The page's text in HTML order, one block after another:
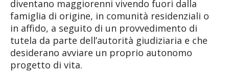
diventano maggiorenni vivendo fuori dalla
famiglia di origine, in comunità residenziali o
in affido, a seguito di un provvedimento di
tutela da parte dell’autorità giudiziaria e che
desiderano avviare un proprio autonomo
progetto di vita.